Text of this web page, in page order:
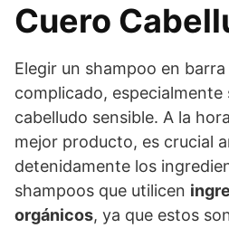
Cuero
Elegir un shampoo en
complicado, especialmente
cabelludo sensible. A la
mejor producto, es crucial
detenidamente los
shampoos que utilicen
orgánicos, ya que estos